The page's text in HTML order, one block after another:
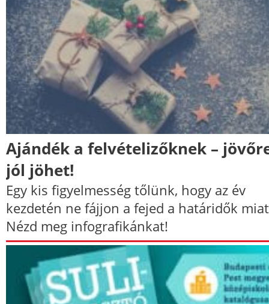
Ajándék a felvételizőknek –
jól jöhet!
Egy kis figyelmesség tőlünk, hogy az év
kezdetén ne fájjon a fejed a határidők
Nézd meg infografikánkat!